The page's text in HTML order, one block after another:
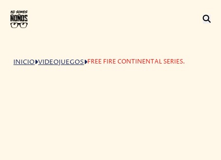
INICIO VIDEOJUEGOS FREE FIRE CONTINENTAL SERIES.